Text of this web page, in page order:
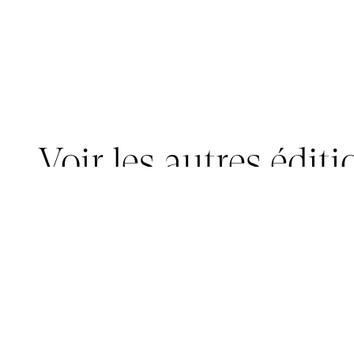
Voir les autres